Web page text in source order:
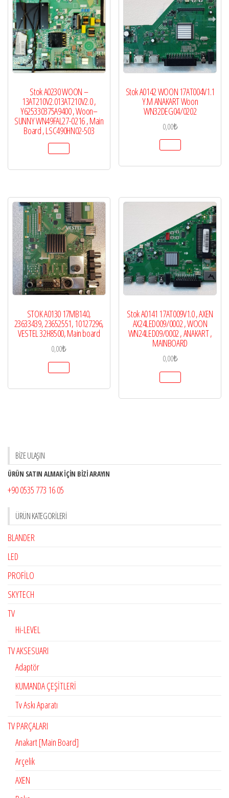
Stok A0230 WOON –
13AT210V2.013AT210V2.0 ,
Y625330375A9400 , Woon–
SUNNY WN49FAL27-0216 , Main
Board , LSC490HN02-503
Stok A0142 WOON 17AT004V1.1
Y.M ANAKART Woon
WN32DEG04/0202
0,00₺
STOK A0130 17MB140,
23633439, 23652551, 10127296,
VESTEL 32H8500, Main board
0,00₺
Stok A0141 17AT009V1.0 , AXEN
AX24LED009/0002 , WOON
WN24LED09/0002 , ANAKART ,
MAINBOARD
0,00₺
BİZE ULAŞIN
ÜRÜN SATIN ALMAK İÇİN BİZİ ARAYIN
+90 0535 773 16 05
ÜRÜN KATEGORILERI
BLANDER
LED
PROFİLO
SKYTECH
TV
Hi-LEVEL
TV AKSESUARI
Adaptör
KUMANDA ÇEŞİTLERİ
Tv Askı Aparatı
TV PARÇALARI
Anakart [Main Board]
Arçelik
AXEN